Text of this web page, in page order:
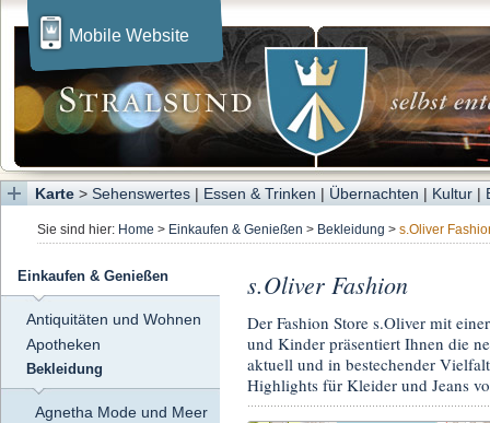
Mobile Website
Karte > Sehenswertes | Essen & Trinken | Übernachten | Kultur |
Sie sind hier: Home > Einkaufen & Genießen > Bekleidung > s.Oliver
Einkaufen & Genießen
Antiquitäten und Wohnen
Apotheken
Bekleidung
Agnetha Mode und Meer
s.Oliver Fashion
Der Fashion Store s.Oliver mit
und Kinder präsentiert Ihnen die
aktuell und in bestechender
Highlights für Kleider und Jeans